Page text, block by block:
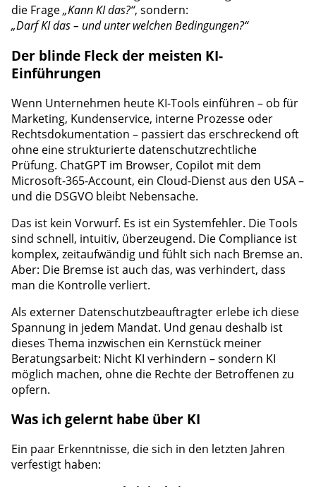
die Frage„Kann KI das?“, sondern:
„Darf KI das – und unter welchen Bedingungen?“
Der blinde Fleck der meisten KI-
Einführungen
Wenn Unternehmen heute KI-Tools einführen – ob für
Marketing, Kundenservice, interne Prozesse oder
Rechtsdokumentation – passiert das erschreckend oft
ohne eine strukturierte datenschutzrechtliche
Prüfung. ChatGPT im Browser, Copilot mit dem
Microsoft-365-Account, ein Cloud-Dienst aus den USA –
und die DSGVO bleibt Nebensache.
Das ist kein Vorwurf. Es ist ein Systemfehler. Die Tools
sind schnell, intuitiv, überzeugend. Die Compliance ist
komplex, zeitaufwändig und fühlt sich nach Bremse an.
Aber: Die Bremse ist auch das, was verhindert, dass
man die Kontrolle verliert.
Als externer Datenschutzbeauftragter erlebe ich diese
Spannung in jedem Mandat. Und genau deshalb ist
dieses Thema inzwischen ein Kernstück meiner
Beratungsarbeit: Nicht KI verhindern – sondern KI
möglich machen, ohne die Rechte der Betroffenen zu
opfern.
Was ich gelernt habe über KI
Ein paar Erkenntnisse, die sich in den letzten Jahren
verfestigt haben: